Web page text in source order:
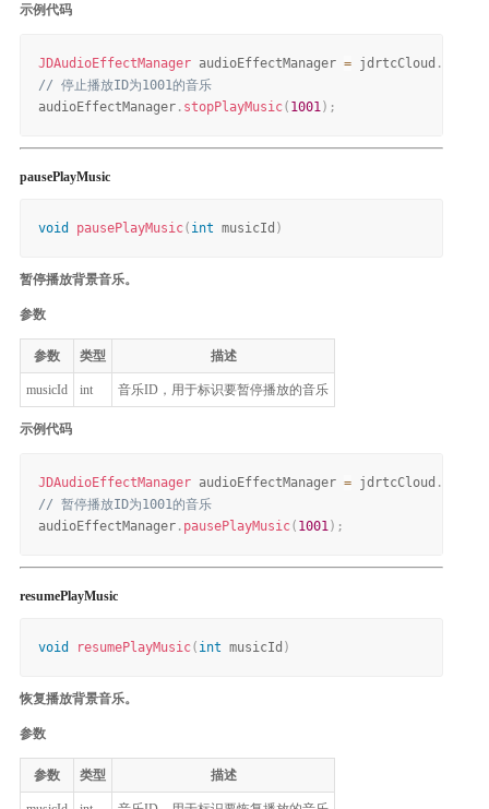
示例代码
JDAudioEffectManager audioEffectManager = jdrtcCloud .
// 停止播放ID为1001的音乐
audioEffectManager . stopPlayMusic( 1001 ) ;
pausePlayMusic
void pausePlayMusic( int musicId )
暂停播放背景音乐。
参数
参数 类型 描述
musicId int 音乐ID，用于标识要暂停播放的音乐
示例代码
JDAudioEffectManager audioEffectManager = jdrtcCloud .
// 暂停播放ID为1001的音乐
audioEffectManager . pausePlayMusic( 1001 ) ;
resumePlayMusic
void resumePlayMusic( int musicId )
恢复播放背景音乐。
参数
参数 类型 描述